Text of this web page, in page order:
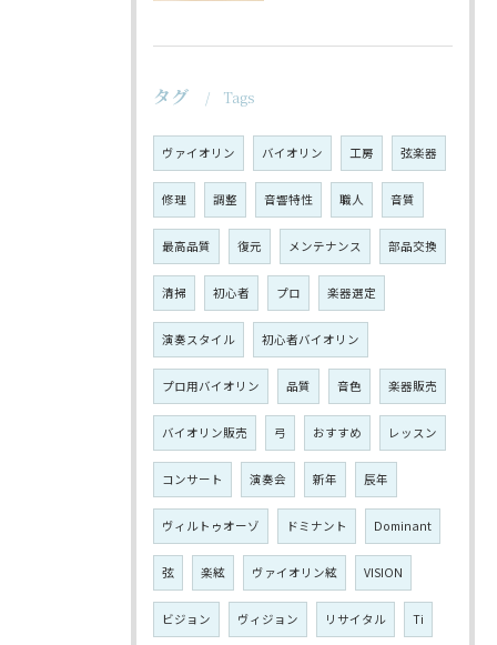
タグ Tags
ヴァイオリン バイオリン 工房 弦楽器
修理 調整 音響特性 職人 音質
最高品質 復元 メンテナンス 部品交換
清掃 初心者 プロ 楽器選定
演奏スタイル 初心者バイオリン
プロ用バイオリン 品質 音色 楽器販売
バイオリン販売 弓 おすすめ レッスン
コンサート 演奏会 新年 辰年
ヴィルトゥオーゾ ドミナント Dominant
弦 楽絃 ヴァイオリン絃 VISION
ビジョン ヴィジョン リサイタル Ti